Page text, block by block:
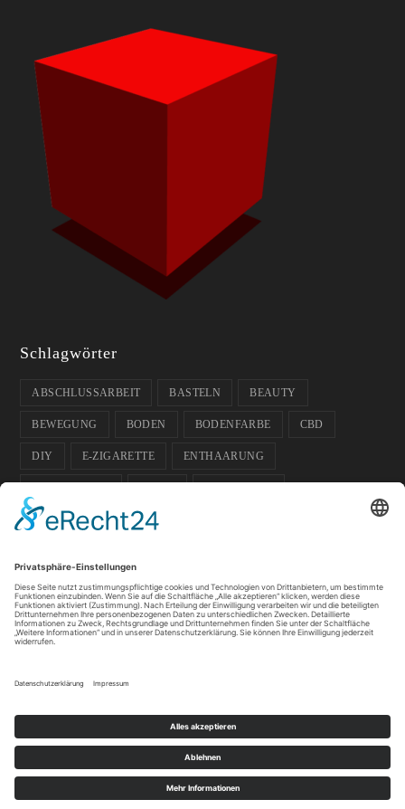
Schlagwörter
ABSCHLUSSARBEIT BASTELN BEAUTY
BEWEGUNG BODEN BODENFARBE CBD
DIY E-ZIGARETTE ENTHAARUNG
FUSSBODENFARBE
HAUSTIERE HOCHZEIT ISOKINETIK
KOSMETIK LICHT PFLANZEN SOMMER
SPORT
WELLNESS
Datenschutz Impressum